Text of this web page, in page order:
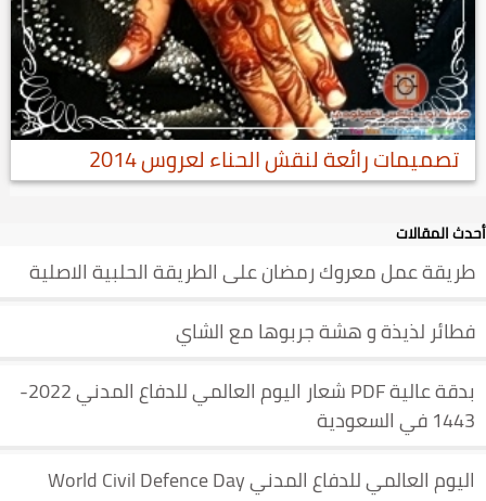
تصميمات رائعة لنقش الحناء لعروس 2014
أحدث المقالات
طريقة عمل معروك رمضان على الطريقة الحلبية الاصلية
فطائر لذيذة و هشة جربوها مع الشاي
بدقة عالية PDF شعار اليوم العالمي للدفاع المدني 2022-
1443 في السعودية
اليوم العالمي للدفاع المدني World Civil Defence Day